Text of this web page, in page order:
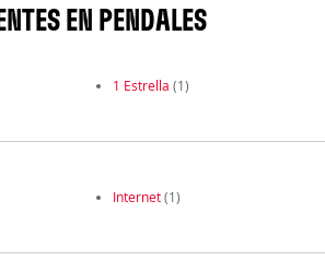
EN PENDALES
1 Estrella (1)
Internet(1)